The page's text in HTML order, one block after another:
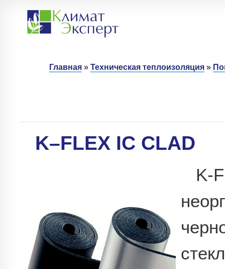
Главная » Техническая теплоизоляция »
K–FLEX IC CLAD